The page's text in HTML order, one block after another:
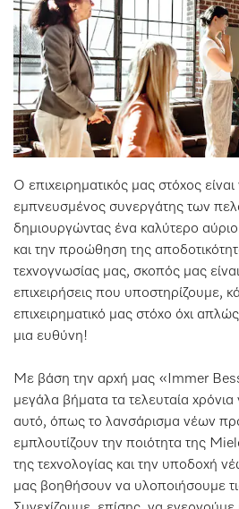
Ο επιχειρηματικός μας στόχος
εμπνευσμένος συνεργάτης των
δημιουργώντας ένα καλύτερο
και την προώθηση της
τεχνογνωσίας μας, σκοπός μας
επιχειρήσεις που υποστηρίζουμε,
επιχειρηματικό μας στόχο όχι
μια ευθύνη!
Με βάση την αρχή μας «Immer
μεγάλα βήματα τα τελευταία
αυτό, όπως το λανσάρισμα νέων
εμπλουτίζουν την ποιότητα της
της τεχνολογίας και την υποδοχή
μας βοηθήσουν να υλοποιήσουμε